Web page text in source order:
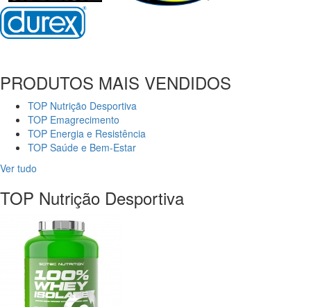
PRODUTOS MAIS VENDIDOS
TOP Nutrição Desportiva
TOP Emagrecimento
TOP Energia e Resistência
TOP Saúde e Bem-Estar
Ver tudo
TOP Nutrição Desportiva